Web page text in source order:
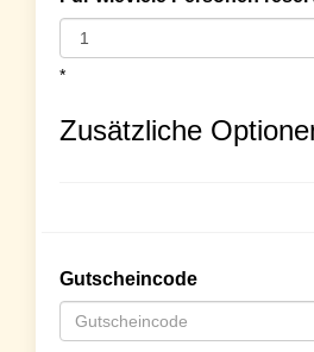
*
Zusätzliche
Gutscheincode